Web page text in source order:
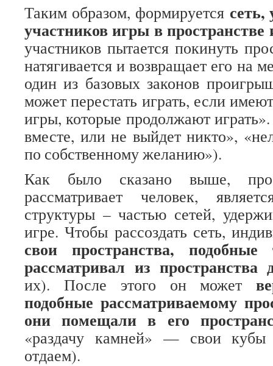
Таким образом, формируется
участников игры в пространстве
участников пытается покинуть
натягивается и возвращает его на
один из базовых законов
может перестать играть, если
игры, которые продолжают
вместе, или не выйдет никто»,
по собственному желанию»).
Как было сказано выше,
рассматривает человек,
структуры – частью сетей,
игре. Чтобы рассоздать сеть,
свои пространства,
рассматривал из пространства
их). После этого он может
подобные рассматриваемому
они помещали в его
«раздачу камней» — свои
отдаем).